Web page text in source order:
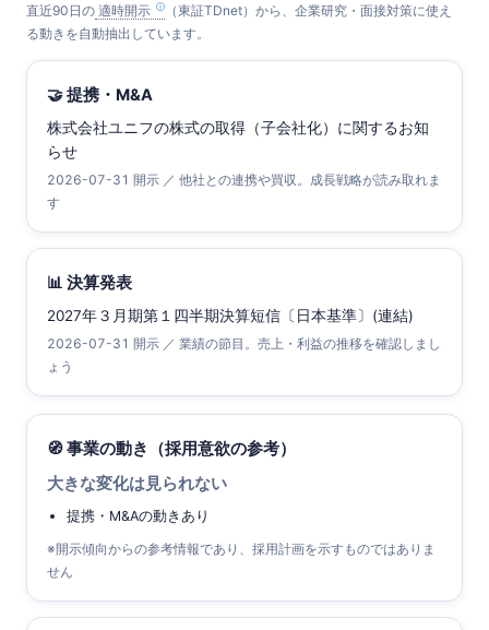
直近90日の 適時開示
（東証TDnet）から、企業研究・面接対策に使え
る動きを自動抽出しています。
🤝 提携・M&A
株式会社ユニフの株式の取得（子会社化）に関するお知
らせ
2026-07-31 開示 ／ 他社との連携や買収。成長戦略が読み取れま
す
📊 決算発表
2027年３月期第１四半期決算短信〔日本基準〕(連結)
2026-07-31 開示 ／ 業績の節目。売上・利益の推移を確認しまし
ょう
🧭 事業の動き（採用意欲の参考）
大きな変化は見られない
提携・M&Aの動きあり
※開示傾向からの参考情報であり、採用計画を示すものではありま
せん